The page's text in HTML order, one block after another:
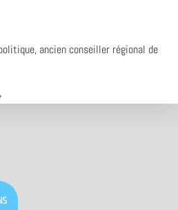
ancien conseiller régional de